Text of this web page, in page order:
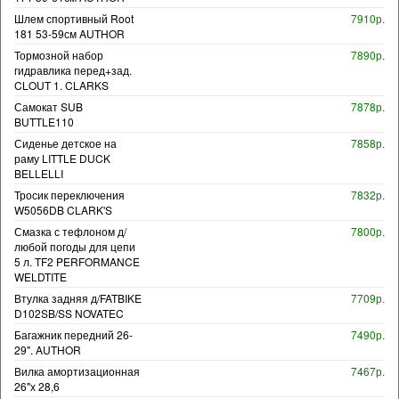
Шлем спортивный Root
181 53-59см AUTHOR
7910р.
Тормозной набор
гидравлика перед+зад.
CLOUT 1. CLARKS
7890р.
Самокат SUB
BUTTLE110
7878р.
Сиденье детское на
раму LITTLE DUCK
BELLELLI
7858р.
Тросик переключения
W5056DB CLARK'S
7832р.
Смазка с тефлоном д/
любой погоды для цепи
5 л. TF2 PERFORMANCE
WELDTITE
7800р.
Втулка задняя д/FATBIKE
D102SB/SS NOVATEC
7709р.
Багажник передний 26-
29". AUTHOR
7490р.
Вилка амортизационная
26"х 28,6
7467р.